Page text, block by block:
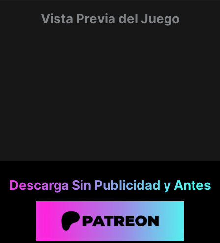
Vista Previa del Juego
Descarga Sin Publicidad y Antes